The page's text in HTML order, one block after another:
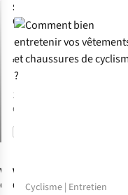
Sidi
Chaussures De
Vélo Hiemx
€269,00
1
disponible
Vaude
Chaussures De
Vaude
Chaussures De
Cyclisme | Entretien